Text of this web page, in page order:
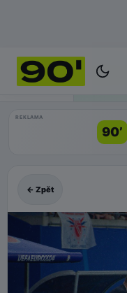
ŽIVĚ Poločas
REKLAMA
90’
← Zpět